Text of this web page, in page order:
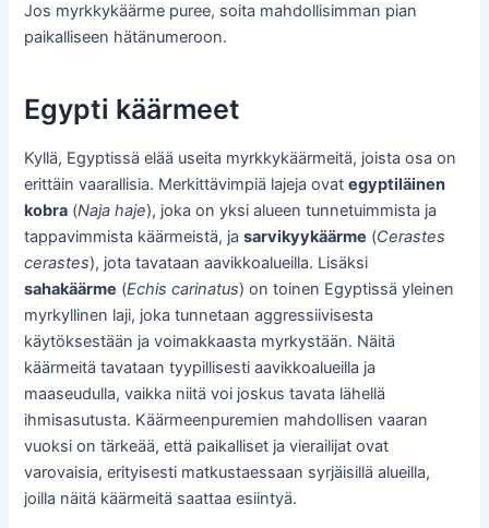
Jos myrkkykäärme puree, soita mahdollisimman pian
paikalliseen hätänumeroon.
Egypti käärmeet
Kyllä, Egyptissä elää useita myrkkykäärmeitä, joista osa on
erittäin vaarallisia. Merkittävimpiä lajeja ovategyptiläinen
kobra (Naja haje), joka on yksi alueen tunnetuimmista ja
tappavimmista käärmeistä, jasarvikyykäärme (Cerastes
cerastes), jota tavataan aavikkoalueilla. Lisäksi
sahakäärme (Echis carinatus) on toinen Egyptissä yleinen
myrkyllinen laji, joka tunnetaan aggressiivisesta
käytöksestään ja voimakkaasta myrkystään. Näitä
käärmeitä tavataan tyypillisesti aavikkoalueilla ja
maaseudulla, vaikka niitä voi joskus tavata lähellä
ihmisasutusta. Käärmeenpuremien mahdollisen vaaran
vuoksi on tärkeää, että paikalliset ja vierailijat ovat
varovaisia, erityisesti matkustaessaan syrjäisillä alueilla,
joilla näitä käärmeitä saattaa esiintyä.